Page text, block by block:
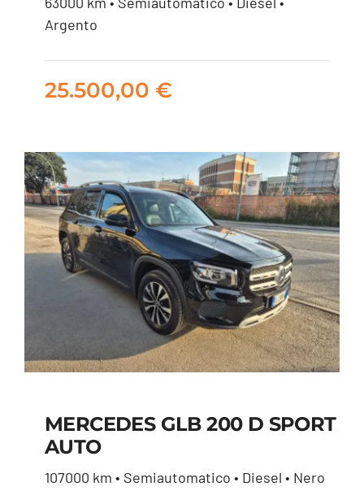
25.500,00€
Argento
25.500,00 €
MERCEDES GLB 200
MERCEDES GLB 200 D SPORT
AUTO
107000 km • Semiautomatico • Diesel • Nero